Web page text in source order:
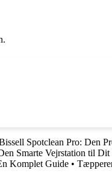
Spotclean Pro: Den
Smarte Vejrstation til
Komplet Guide •